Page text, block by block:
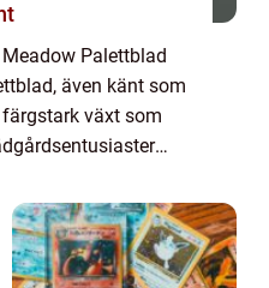
Palettblad
även känt som
växt som
ett perfekt val f...